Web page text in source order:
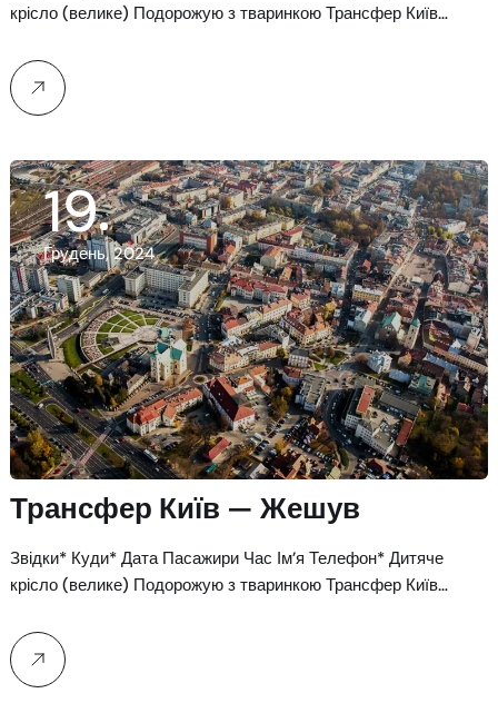
крісло (велике) Подорожую з тваринкою Трансфер Київ…
19
Грудень, 2024
Трансфер Київ — Жешув
Звідки* Куди* Дата Пасажири Час Ім’я Телефон* Дитяче
крісло (велике) Подорожую з тваринкою Трансфер Київ…